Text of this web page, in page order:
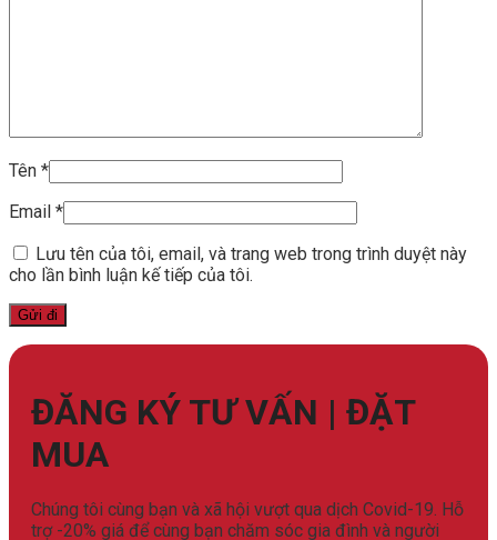
Tên *
Email *
Lưu tên của tôi, email, và trang web trong trình duyệt này
cho lần bình luận kế tiếp của tôi.
ĐĂNG KÝ TƯ VẤN | ĐẶT
MUA
Chúng tôi cùng bạn và xã hội vượt qua dịch Covid-19. Hỗ
trợ -20% giá để cùng bạn chăm sóc gia đình và người